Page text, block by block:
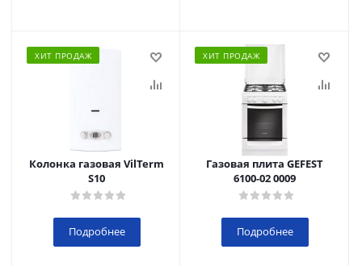
ХИТ ПРОДАЖ
Колонка газовая VilTerm
S10
Подробнее
ХИТ ПРОДАЖ
Газовая плита GEFEST
6100-02 0009
Подробнее